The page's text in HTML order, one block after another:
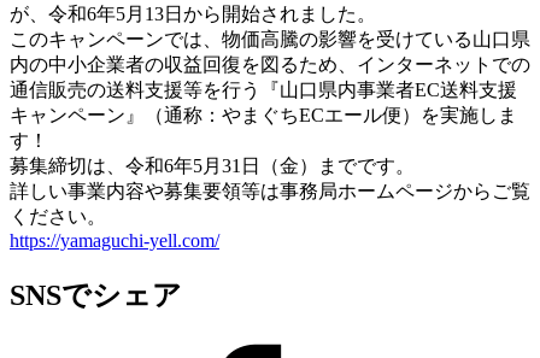
が、令和6年5月13日から開始されました。
このキャンペーンでは、物価高騰の影響を受けている山口県
内の中小企業者の収益回復を図るため、インターネットでの
通信販売の送料支援等を行う『山口県内事業者EC送料支援
キャンペーン』（通称：やまぐちECエール便）を実施しま
す！
募集締切は、令和6年5月31日（金）までです。
詳しい事業内容や募集要領等は事務局ホームページからご覧
ください。
https://yamaguchi-yell.com/
SNSでシェア